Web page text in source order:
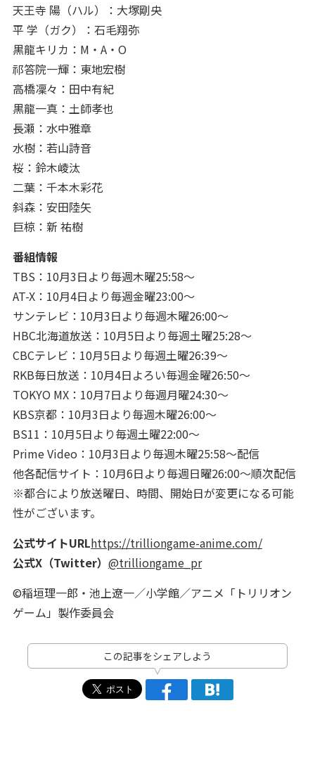
天王寺 陽（ハル）：大塚剛央
平 学（ガク）：石毛翔弥
黒龍キリカ：M・A・O
祁答院一輝：東地宏樹
高橋凜々：田中有紀
黒龍一真：土師孝也
長瀬：水中雅章
水樹：若山詩音
桜：鈴木崚汰
二葉：千本木彩花
斜森：安田陸矢
巨椋：新 祐樹
番組情報
TBS：10月3日より毎週木曜25:58～
AT-X：10月4日より毎週金曜23:00～
サンテレビ：10月3日より毎週木曜26:00～
HBC北海道放送：10月5日より毎週土曜25:28～
CBCテレビ：10月5日より毎週土曜26:39～
RKB毎日放送：10月4日よろい毎週金曜26:50～
TOKYO MX：10月7日より毎週月曜24:30～
KBS京都：10月3日より毎週木曜26:00～
BS11：10月5日より毎週土曜22:00～
Prime Video：10月3日より毎週木曜25:58～配信
他各配信サイト：10月6日より毎週日曜26:00～順次配信
※都合により放送曜日、時間、開始日が変更になる可能
性がございます。
公式サイトURLhttps://trilliongame-anime.com/
公式X（Twitter） @trilliongame_pr
©稲垣理一郎・池上遼一／小学館／アニメ「トリリオン
ゲーム」製作委員会
この記事をシェアしよう